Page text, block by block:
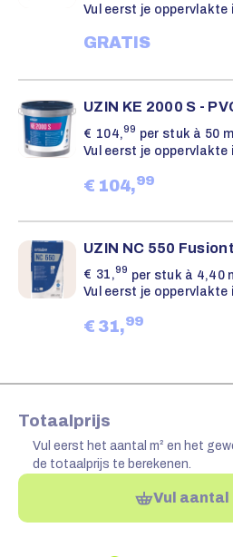
Vul eerst je oppervlakte
GRATIS
UZIN KE 2000 S -
€ 104,99 per stuk à 50
Vul eerst je oppervlakte
€ 104,99
UZIN NC 550
€ 31,99 per stuk à 4,40
Vul eerst je oppervlakte
€ 31,99
Totaalprijs
Vul eerst het aantal m² en het
de totaalprijs te berekenen.
Vul aantal